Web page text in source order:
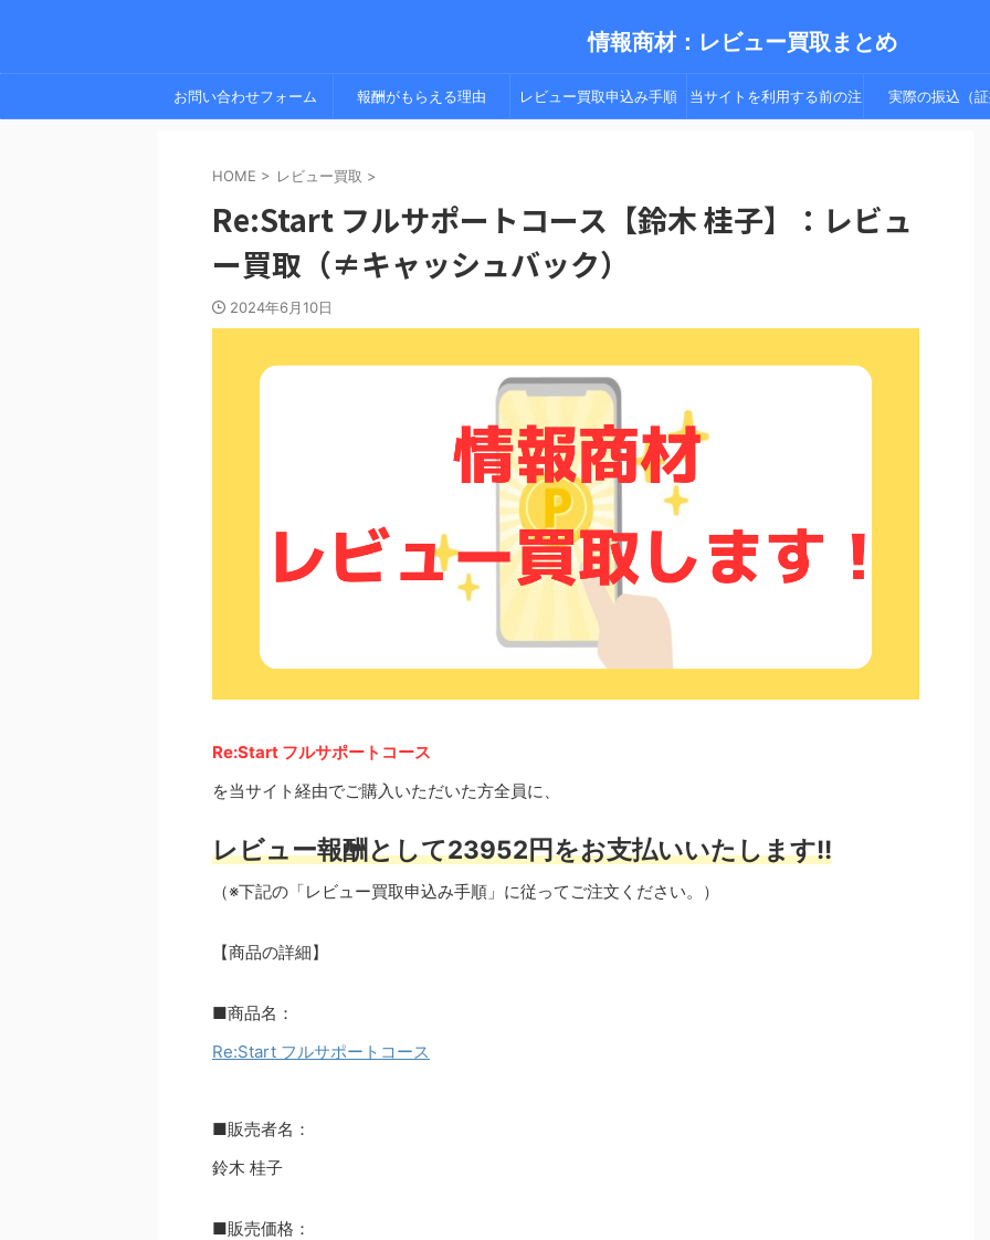
情報商材：レビュー買取まとめ
お問い合わせフォーム 報酬がもらえる理由 レビュー買取申込み手順 当サイトを利用する前の注 実際の振込（証
HOME > レビュー買取 >
Re:Start フルサポートコース【鈴木 桂子】：レビュ
ー買取（≠キャッシュバック）
2024年6月10日
Re:Start フルサポートコース
を当サイト経由でご購入いただいた方全員に、
レビュー報酬として23952円をお支払いいたします!!
（※下記の「レビュー買取申込み手順」に従ってご注文ください。）
【商品の詳細】
■商品名：
Re:Start フルサポートコース
■販売者名：
鈴木 桂子
■販売価格：